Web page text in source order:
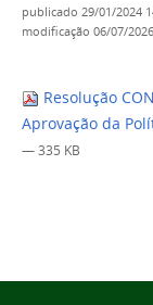
publicado 29/01/2024
modificação 06/07/
Resolução
Aprovação da
— 335 KB